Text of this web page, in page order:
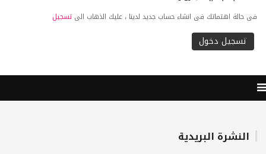
فى حالة اهتماتك فى انشاء حساب جديد لدينا ، عليك الذهاب الى تسجيل
النشرة البريدية